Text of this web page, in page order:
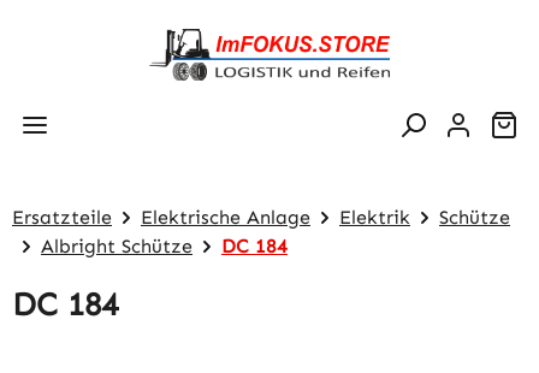
Zum Hauptinhalt springen
Ersatzteile Elektrische Anlage Elektrik
Schütze
Albright Schütze
DC 184
DC 184